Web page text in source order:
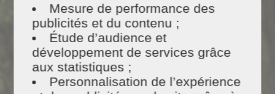
Du matériel et des
produits
Mesure de performance des
publicités et du contenu ;
Étude d’audience et
développement de services grâce
aux statistiques ;
Personnalisation de l’expérience